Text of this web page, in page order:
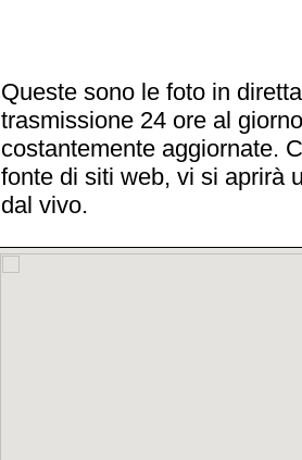
Queste sono le foto in
trasmissione 24 ore al
costantemente aggiornate.
fonte di siti web, vi si aprirà
dal vivo.